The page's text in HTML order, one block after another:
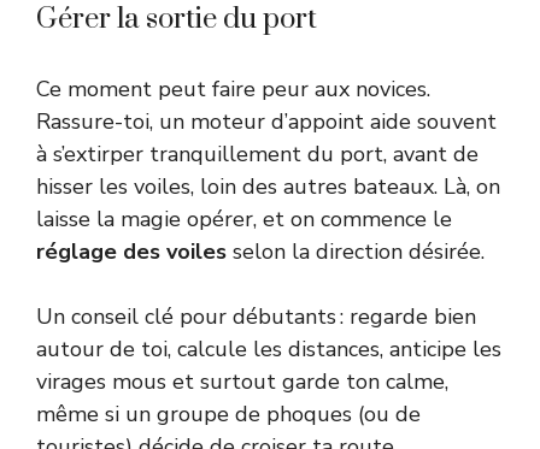
Gérer la sortie du port
Ce moment peut faire peur aux novices.
Rassure-toi, un moteur d’appoint aide souvent
à s’extirper tranquillement du port, avant de
hisser les voiles, loin des autres bateaux. Là, on
laisse la magie opérer, et on commence le
réglage des voiles selon la direction désirée.
Un conseil clé pour débutants : regarde bien
autour de toi, calcule les distances, anticipe les
virages mous et surtout garde ton calme,
même si un groupe de phoques (ou de